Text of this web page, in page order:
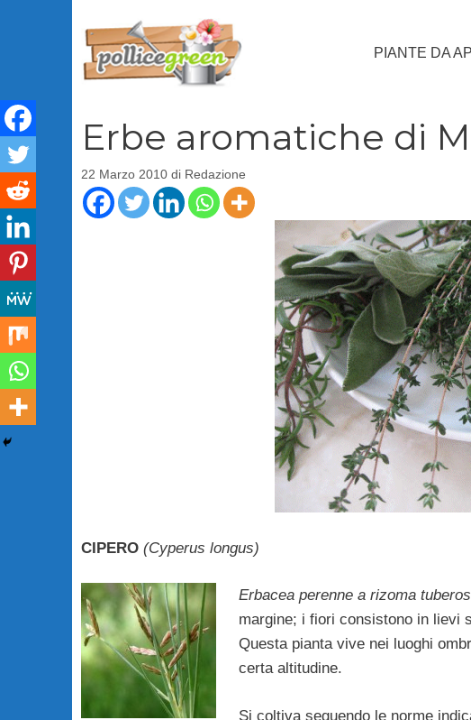
PIANTE DA
Erbe aromatiche di
22 Marzo 2010 di Redazione
CIPERO (Cyperus longus)
Erbacea perenne a rizoma
margine; i fiori consistono in lievi
Questa pianta vive nei luoghi
certa altitudine.
Si coltiva seguendo le norme